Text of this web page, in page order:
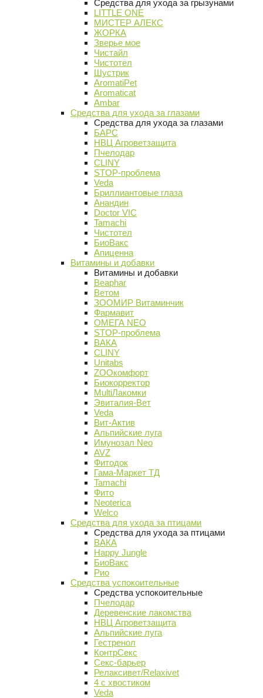
Средства для ухода за грызунами
LITTLE ONE
МИСТЕР АЛЕКС
ЖОРКА
Зверье мое
Чистайл
Чистотел
Шустрик
AromatiPet
Aromaticat
Ambar
Средства для ухода за глазами
Средства для ухода за глазами
БАРС
НВЦ Агроветзащита
Пчелодар
CLINY
STOP-проблема
Veda
Бриллиантовые глаза
Анандин
Doctor VIC
Tamachi
Чистотел
БиоВакс
Апиценна
Витамины и добавки
Витамины и добавки
Beaphar
Ветом
ЗООМИР Витаминчик
Фармавит
ОМЕГА NEO
STOP-проблема
ВАКА
CLINY
Unitabs
ZOOкомфорт
Биокорректор
MultiЛакомки
Эвиталия-Вет
Veda
Вит-Актив
Альпийские луга
Имунозал Neo
AVZ
Фитодок
Гама-Маркет ТД
Tamachi
Фито
Neoterica
Welco
Средства для ухода за птицами
Средства для ухода за птицами
ВАКА
Happy Jungle
БиоВакс
Рио
Средства успокоительные
Средства успокоительные
Пчелодар
Деревенские лакомства
НВЦ Агроветзащита
Альпийские луга
Гестренол
КонтрСекс
Секс-барьер
Релаксивет/Relaxivet
4 с хвостиком
Veda